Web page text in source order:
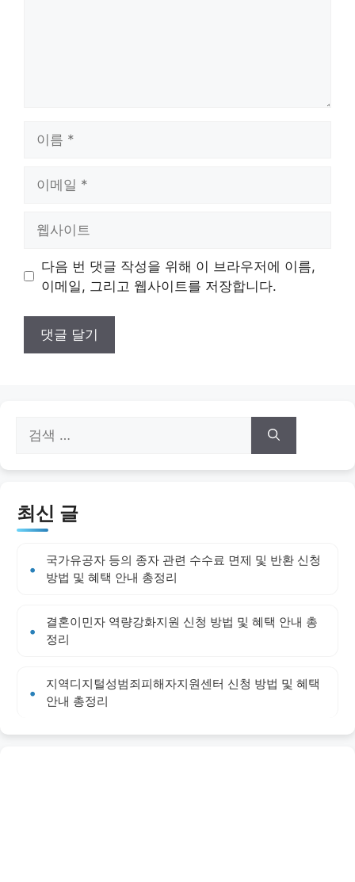
트
다음 번 댓글 작성을 위해 이 브라우저에 이름,
이메일, 그리고 웹사이트를 저장합니다.
색:
최신 글
국가유공자 등의 종자 관련 수수료 면제 및 반환 신청
방법 및 혜택 안내 총정리
결혼이민자 역량강화지원 신청 방법 및 혜택 안내 총
정리
지역디지털성범죄피해자지원센터 신청 방법 및 혜택
안내 총정리